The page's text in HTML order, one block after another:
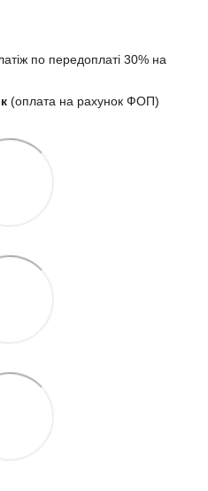
по передоплаті 30% на
(оплата на рахунок ФОП)